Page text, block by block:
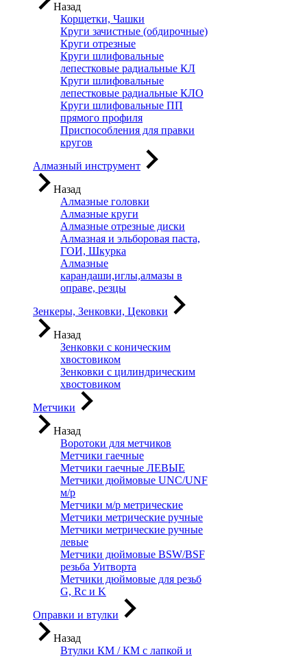
Назад
Корщетки, Чашки
Круги зачистные (обдирочные)
Круги отрезные
Круги шлифовальные
лепестковые радиальные КЛ
Круги шлифовальные
лепестковые радиальные КЛО
Круги шлифовальные ПП
прямого профиля
Приспособления для правки
кругов
Алмазный инструмент
Назад
Алмазные головки
Алмазные круги
Алмазные отрезные диски
Алмазная и эльборовая паста,
ГОИ, Шкурка
Алмазные
карандаши,иглы,алмазы в
оправе, резцы
Зенкеры, Зенковки, Цековки
Назад
Зенковки с коническим
хвостовиком
Зенковки с цилиндрическим
хвостовиком
Метчики
Назад
Воротоки для метчиков
Метчики гаечные
Метчики гаечные ЛЕВЫЕ
Метчики дюймовые UNC/UNF
м/р
Метчики м/р метрические
Метчики метрические ручные
Метчики метрические ручные
левые
Метчики дюймовые BSW/BSF
резьба Уитворта
Метчики дюймовые для резьб
G, Rc и K
Оправки и втулки
Назад
Втулки КМ / КМ с лапкой и